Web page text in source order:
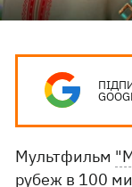
Мультфильм
рубеж в 100